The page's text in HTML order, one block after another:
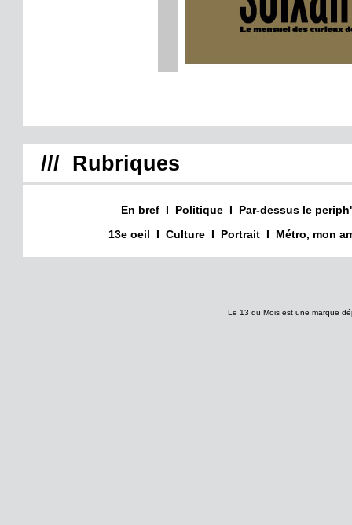
/// Rubriques
En bref I Politique I
Par-dessus le periph'
13e oeil
I Culture I Portrait I Métro, mon
Le 13 du Mois est une marque